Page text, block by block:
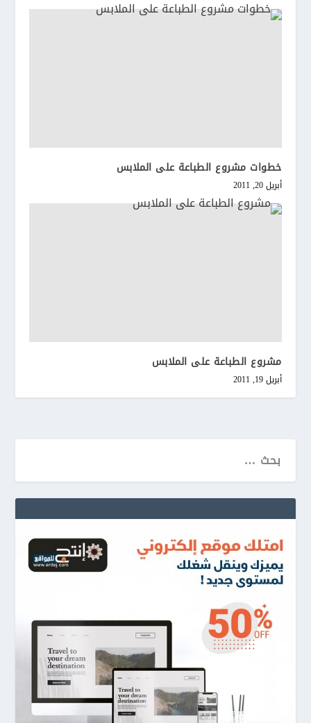
خطوات مشروع الطباعة على الملابس
أبريل 20, 2011
مشروع الطباعة على الملابس
أبريل 19, 2011